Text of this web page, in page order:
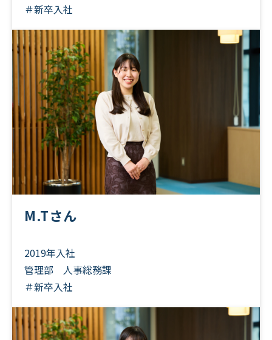
＃新卒入社
M.Tさん
2019年入社
管理部 人事総務課
＃新卒入社